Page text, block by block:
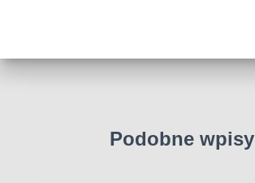
Podobne wpisy